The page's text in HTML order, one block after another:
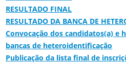
RESULTADO FINAL
RESULTADO DA BANCA DE
Convocação dos candidatos(a) e
bancas de heteroidentificação
Publicação da lista final de